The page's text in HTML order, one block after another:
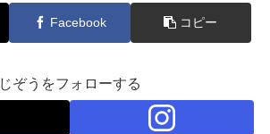
Facebook コピー
じぞうをフォローする